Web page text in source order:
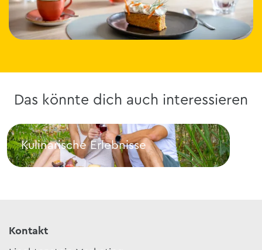
Das könnte dich auch interessieren
Kulinarische Erlebnisse
Kulinarische Erlebnisse
Kontakt